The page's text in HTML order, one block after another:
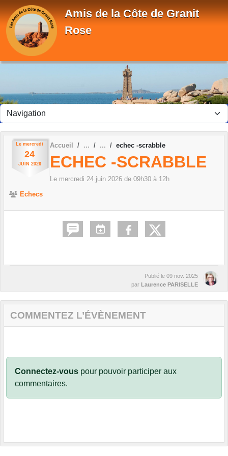
Amis de la Côte de Granit
Rose
Le mercredi
24
JUIN 2026
Accueil echec -scrabble
ECHEC -SCRABBLE
Le mercredi 24 juin 2026 de 09h30 à 12h
Echecs
Publié le 09 nov. 2025
par Laurence PARISELLE
COMMENTEZ L’ÉVÈNEMENT
Connectez-vous pour pouvoir participer aux
commentaires.
Panneau de gestion des cookies